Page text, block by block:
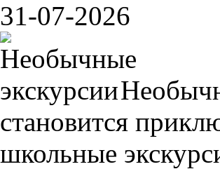
31-07-2026
становится
школьные